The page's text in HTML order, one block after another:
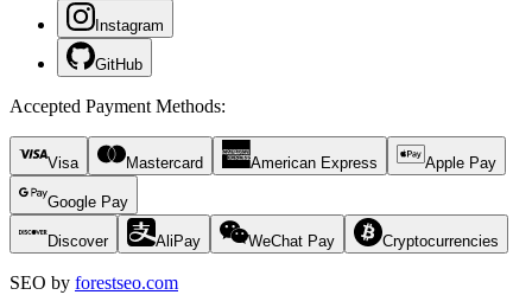
Instagram
GitHub
Accepted Payment Methods:
Visa Mastercard American Express Apple Pay
Google Pay
Discover AliPay WeChat Pay Cryptocurrencies
SEO by forestseo.com